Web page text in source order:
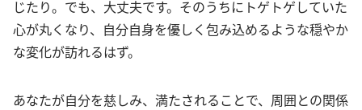
じたり。でも、大丈夫です。そのうちにトゲトゲしていた
心が丸くなり、自分自身を優しく包み込めるような穏やか
な変化が訪れるはず。
あなたが自分を慈しみ、満たされることで、周囲との関係